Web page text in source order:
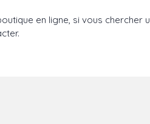
en ligne, si vous chercher